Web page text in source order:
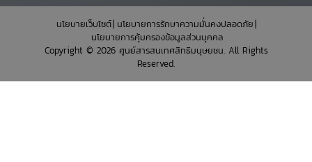
นโยบายเว็บไซต์ นโยบายการรักษาความมั่นคงปลอดภัย
นโยบายการคุ้มครองข้อมูลส่วนบุคคล
Copyright © 2026 ศูนย์สารสนเทศสิทธิมนุษยชน. All Rights
Reserved.